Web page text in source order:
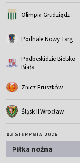
Olimpia Grudziądz
Podhale Nowy Targ
Podbeskidzie Bielsko-
Biała
Znicz Pruszków
Śląsk II Wrocław
03 SIERPNIA 2026
Piłka nożna